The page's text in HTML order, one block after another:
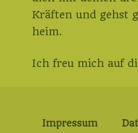
Kräften und gehst
heim.
Ich freu mich auf
Impressum